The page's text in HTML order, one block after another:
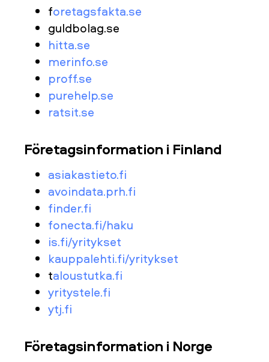
foretagsfakta.se
guldbolag.se
hitta.se
merinfo.se
proff.se
purehelp.se
ratsit.se
Företagsinformation i Finland
asiakastieto.fi
avoindata.prh.fi
finder.fi
fonecta.fi/haku
is.fi/yritykset
kauppalehti.fi/yritykset
taloustutka.fi
yritystele.fi
ytj.fi
Företagsinformation i Norge